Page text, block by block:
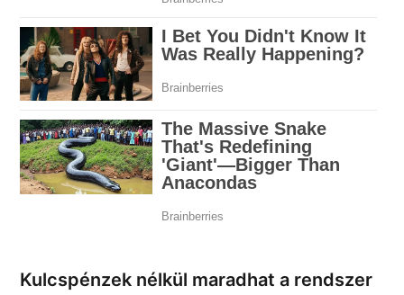
Kulcspénzek nélkül maradhat a rendszer